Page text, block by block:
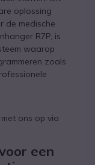
oplossing
de medische
R7P, is
waarop
zoals
ons op via
een